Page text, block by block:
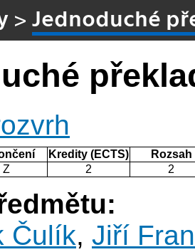
>Jednoduché
Kredity (ECTS)
Rozsah
Z 2 2
Čulík, Jiří